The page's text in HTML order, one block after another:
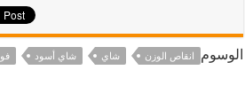
الوسوم انقاص الوزن شاي شاي أسود